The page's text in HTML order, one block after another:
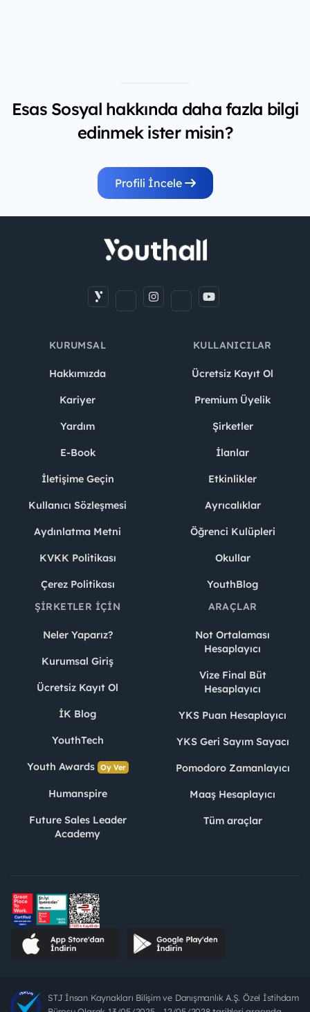
Esas Sosyal hakkında daha fazla bilgi
edinmek ister misin?
Profili İncele
KURUMSAL
Hakkımızda
Kariyer
Yardım
E-Book
İletişime Geçin
Kullanıcı Sözleşmesi
Aydınlatma Metni
KVKK Politikası
Çerez Politikası
KULLANICILAR
Ücretsiz Kayıt Ol
Premium Üyelik
Şirketler
İlanlar
Etkinlikler
Ayrıcalıklar
Öğrenci Kulüpleri
Okullar
YouthBlog
ŞIRKETLER İÇIN
Neler Yaparız?
Kurumsal Giriş
Ücretsiz Kayıt Ol
İK Blog
YouthTech
Youth Awards Oy Ver
Humanspire
Future Sales Leader
Academy
ARAÇLAR
Not Ortalaması
Hesaplayıcı
Vize Final Büt
Hesaplayıcı
YKS Puan Hesaplayıcı
YKS Geri Sayım Sayacı
Pomodoro Zamanlayıcı
Maaş Hesaplayıcı
Tüm araçlar
STJ İnsan Kaynakları Bilişim ve Danışmanlık A.Ş. Özel İstihdam